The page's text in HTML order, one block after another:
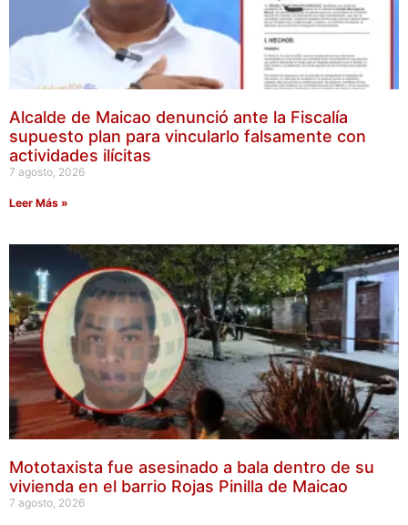
Alcalde de Maicao denunció ante la Fiscalía
supuesto plan para vincularlo falsamente con
actividades ilícitas
7 agosto, 2026
Leer Más »
Mototaxista fue asesinado a bala dentro de su
vivienda en el barrio Rojas Pinilla de Maicao
7 agosto, 2026